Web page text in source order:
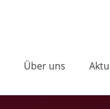
Über uns